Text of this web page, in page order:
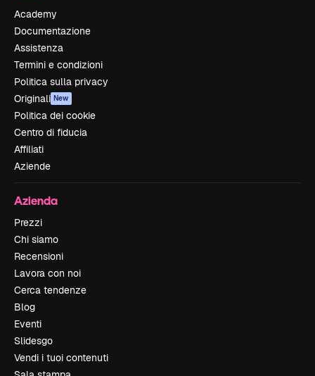
Academy
Documentazione
Assistenza
Termini e condizioni
Politica sulla privacy
Originali New
Politica dei cookie
Centro di fiducia
Affiliati
Aziende
Azienda
Prezzi
Chi siamo
Recensioni
Lavora con noi
Cerca tendenze
Blog
Eventi
Slidesgo
Vendi i tuoi contenuti